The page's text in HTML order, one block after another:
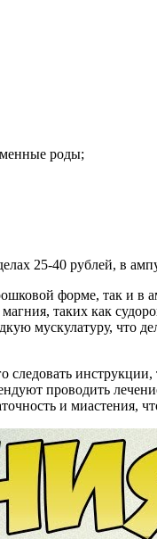
роды;
25-40 рублей, в
форме, так и в
таких как
мускулатуру, что
проводить
и миастения,